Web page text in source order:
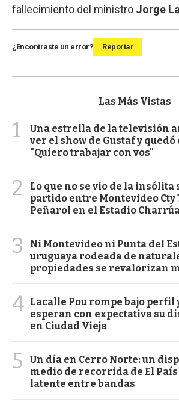
fallecimiento del ministro Jorge
¿Encontraste un error? Reportar
Las Más Vistas
1
Una estrella de la televisión
ver el show de Gustaf y
"Quiero trabajar con vos"
2
Lo que no se vio de la insólita
partido entre Montevideo Cty
Peñarol en el Estadio
3
Ni Montevideo ni Punta del
uruguaya rodeada de
propiedades se revalorizan
4 Lacalle Pou rompe bajo perfil
esperan con expectativa su
en Ciudad Vieja
5
Un día en Cerro Norte: un
medio de recorrida de El
latente entre bandas